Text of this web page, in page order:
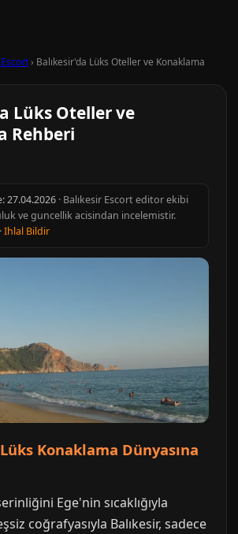
› Balıkesir'da Lüks Oteller ve Konaklama
Lüks Oteller ve
Rehberi
27.04.2026 · Balıkesir Escort editor ekibi
ve guncellik acisindan incelemistir.
·Ihlal Bildir
Konaklama Dünyasına
Ege'nin sıcaklığıyla
coğrafyasıyla Balıkesir, sadece